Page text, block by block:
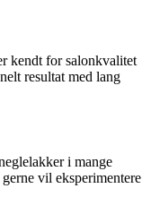
kendt for salonkvalitet
resultat med lang
i mange
vil eksperimentere